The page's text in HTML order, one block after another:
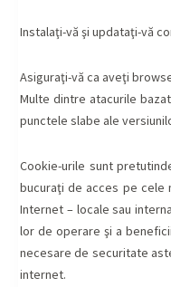
Instalaţi-vă şi updataţi-vă
Asiguraţi-vă ca aveţi
Multe dintre atacurile
punctele slabe ale
Cookie-urile sunt
bucuraţi de acces pe cele
Internet – locale sau
lor de operare şi a
necesare de securitate
internet.